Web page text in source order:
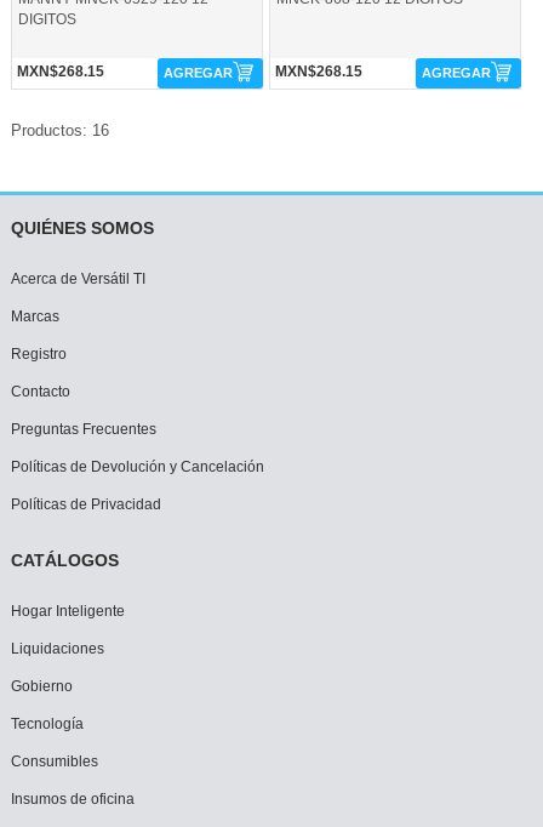
DIGITOS
MXN$268.15 AGREGAR MXN$268.15 AGREGAR
Productos: 16
QUIÉNES SOMOS
Acerca de Versátil TI
Marcas
Registro
Contacto
Preguntas Frecuentes
Políticas de Devolución y Cancelación
Políticas de Privacidad
CATÁLOGOS
Hogar Inteligente
Liquidaciones
Gobierno
Tecnología
Consumibles
Insumos de oficina